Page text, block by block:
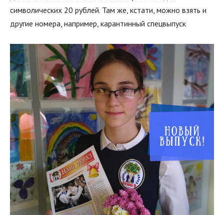
символических 20 рублей. Там же, кстати, можно взять и
другие номера, например, карантинный спецвыпуск